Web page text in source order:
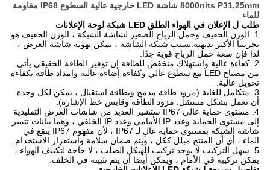
8000nits P31.25mm شاشة LED خارجية عالية السطوع IP68 مقاومة
للماء
طلب ل الإعلان في الهواء الطلق LED شبكة لوحة الإعلانات
1. الوزن الخفيف وحمل الرياح الصغير لشاشة الشبكة ، الوزن الخفيف هو
تجربتنا الأكثر بديهية.بسبب شبكة الشاشة ، يمكن تهوية شاشة العرض ،
لذا فإن سعة حمل الرياح قوية جدًا.
2. كفاءة عالية واستهلاك منخفض للطاقة إن توفير الطاقة الحقيقي يأتي
من مصباح LED مع سطوع عالي وكفاءة إضاءة عالية وإمداد طاقة بكفاءة
تحويل عالية.
3. متكامل للغاية (مزود طاقة مدمج وبطاقة استقبال ، يمكن لكل وحدة
أن تعمل بشكل مستقل: مزود الطاقة وقابس خط الإشارة).
4. مستوى حماية عالي IP67 ستشير العديد من شاشات العرض التقليدية
إلى مستوى الحماية وعدد IP الأمامي وعدد IP الخلفي ، وهما بيانات.تتميز
شاشة الشبكة بمستوى حماية عالٍ لـ IP67 ، لأن مفهوم IP67 ينقع في
الماء ، أي أن المنتج مبلل ككل ، ويتم ضمان سلامة واستقرار الاستخدام.
5. سهل التركيب لا يوجد تركيب للهيكل الصلب ، لا حاجة لتكييف الهواء ،
يمكن تركيبه في الأمام ، ويمكن أيضا أن يتم تثبيته في الخلف.